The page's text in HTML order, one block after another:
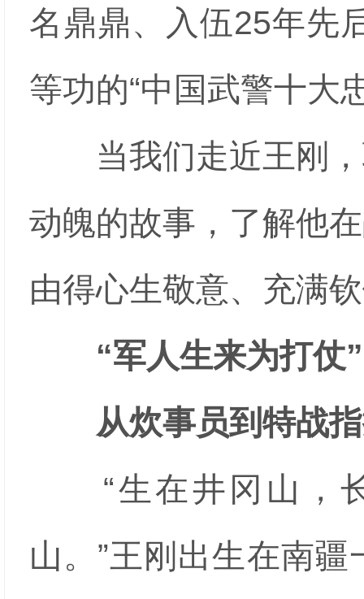
名鼎鼎、入伍25年先
等功的“中国武警十大
当我们走近王刚，
动魄的故事，了解他
由得心生敬意、充满
“军人生来为打仗”
从炊事员到特战指
“生在井冈山，长
山。”王刚出生在南